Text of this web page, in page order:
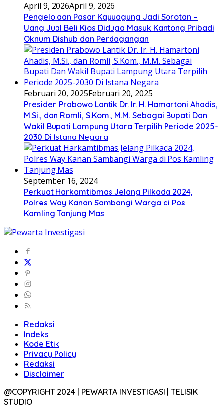
April 9, 2026April 9, 2026
Pengelolaan Pasar Kayuagung Jadi Sorotan –
Uang Jual Beli Kios Diduga Masuk Kantong Pribadi
Oknum Dishub dan Perdagangan
Februari 20, 2025Februari 20, 2025
Presiden Prabowo Lantik Dr. Ir. H. Hamartoni Ahadis,
M.Si., dan Romli, S.Kom., M.M. Sebagai Bupati Dan
Wakil Bupati Lampung Utara Terpilih Periode 2025-
2030 Di Istana Negara
September 16, 2024
Perkuat Harkamtibmas Jelang Pilkada 2024,
Polres Way Kanan Sambangi Warga di Pos
Kamling Tanjung Mas
Redaksi
Indeks
Kode Etik
Privacy Policy
Redaksi
Disclaimer
@COPYRIGHT 2024 | PEWARTA INVESTIGASI | TELISIK
STUDIO